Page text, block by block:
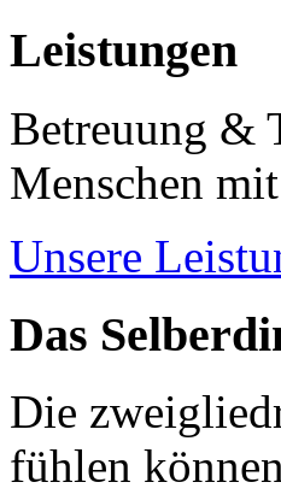
Leistungen
Betreuung &
Menschen
Unsere
Das
Die
fühlen können